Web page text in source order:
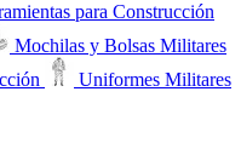
para Construcción
Mochilas y Bolsas Militares
Uniformes Militares